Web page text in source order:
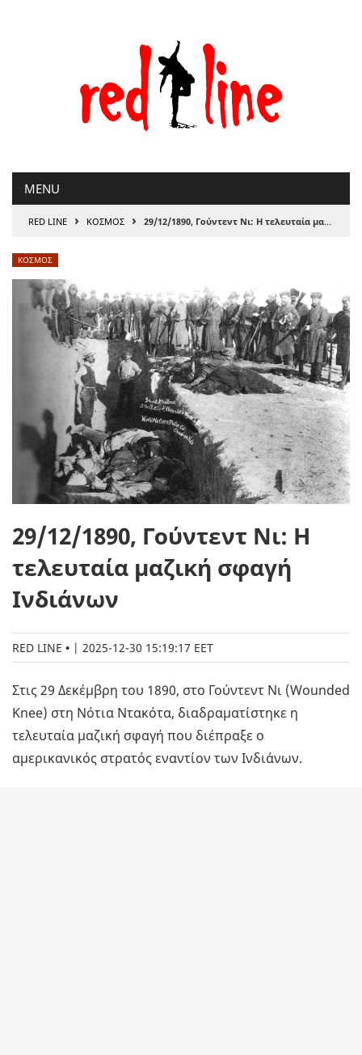
MENU
RED LINE › ΚΟΣΜΟΣ › 29/12/1890, Γούντεντ Νι: Η τελευταία μαζική σφαγή Ινδιάνων
ΚΟΣΜΟΣ
29/12/1890, Γούντεντ Νι: Η
τελευταία μαζική σφαγή
Ινδιάνων
RED LINE | 2025-12-30 15:19:17 EET
Στις 29 Δεκέμβρη του 1890, στο Γούντεντ Νι (Wounded
Knee) στη Νότια Ντακότα, διαδραματίστηκε η
τελευταία μαζική σφαγή που διέπραξε ο
αμερικανικός στρατός εναντίον των Ινδιάνων.